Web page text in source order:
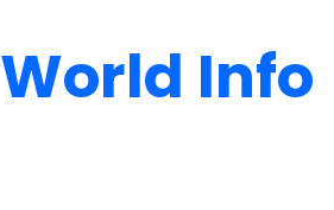
World Info